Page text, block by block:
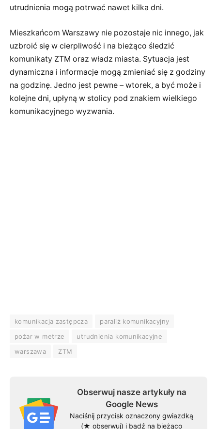
utrudnienia mogą potrwać nawet kilka dni.
Mieszkańcom Warszawy nie pozostaje nic innego, jak
uzbroić się w cierpliwość i na bieżąco śledzić
komunikaty ZTM oraz władz miasta. Sytuacja jest
dynamiczna i informacje mogą zmieniać się z godziny
na godzinę. Jedno jest pewne – wtorek, a być może i
kolejne dni, upłyną w stolicy pod znakiem wielkiego
komunikacyjnego wyzwania.
komunikacja zastępcza
paraliż komunikacyjny
pożar w metrze
utrudnienia komunikacyjne
warszawa
ZTM
Obserwuj nasze artykuły na
Google News
Naciśnij przycisk oznaczony gwiazdką
(★ obserwuj) i bądź na bieżąco